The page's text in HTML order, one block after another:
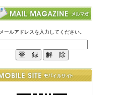
メールアドレスを入力してください。